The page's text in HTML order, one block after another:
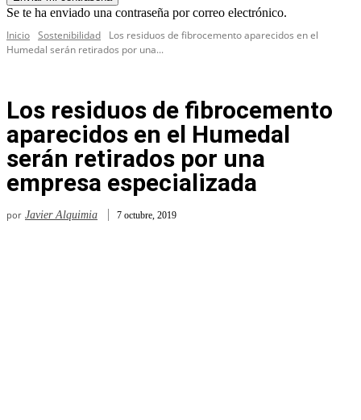
Se te ha enviado una contraseña por correo electrónico.
Inicio Sostenibilidad
Los residuos de fibrocemento aparecidos en el
Humedal serán retirados por una...
Los residuos de fibrocemento
aparecidos en el Humedal
serán retirados por una
empresa especializada
por Javier Alquimia 7 octubre, 2019